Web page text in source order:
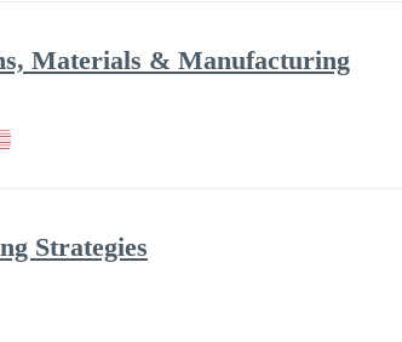
Materials & Manufacturing
Strategies